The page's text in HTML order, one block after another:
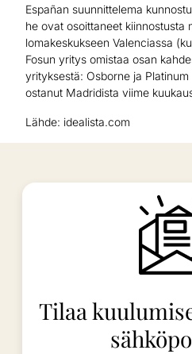
Españan suunnittelema
he ovat osoittaneet kiinnostusta
lomakeskukseen Valenciassa
Fosun yritys omistaa osan
yrityksestä: Osborne ja
ostanut Madridista viime
Lähde: idealista.com
Tilaa